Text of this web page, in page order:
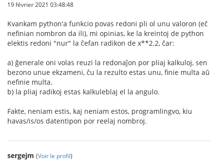
19 février 2021 03:48:48
Kvankam python'a funkcio povas redoni pli ol unu valoron (eĉ
nefinian nombron da ili), mi opinias, ke la kreintoj de python
elektis redoni "nur" la ĉefan radikon de x**2.2, ĉar:
a) ĝenerale oni volas reuzi la redonaĵon por pliaj kalkuloj, sen
bezono unue ekzameni, ĉu la rezulto estas unu, finie multa aŭ
nefinie multa.
b) la pliaj radikoj estas kalkuleblaj el la angulo.
Fakte, neniam estis, kaj neniam estos, programlingvo, kiu
havas/is/os datentipon por reelaj nombroj.
sergejm (Voir le profil)